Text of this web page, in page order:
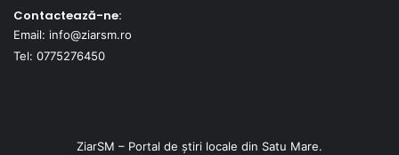
Contactează-ne:
Email: info@ziarsm.ro
Tel: 0775276450
ZiarSM – Portal de știri locale din Satu Mare.